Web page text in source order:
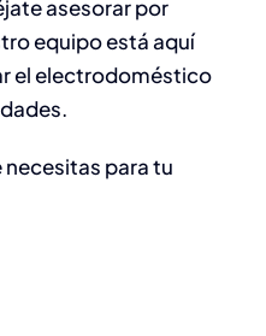
asesorar por
equipo está aquí
el electrodoméstico
necesitas para tu